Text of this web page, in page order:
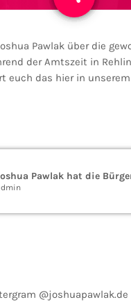
Pawlak über die
der Amtszeit in
euch das hier in
@joshuapawlak.de